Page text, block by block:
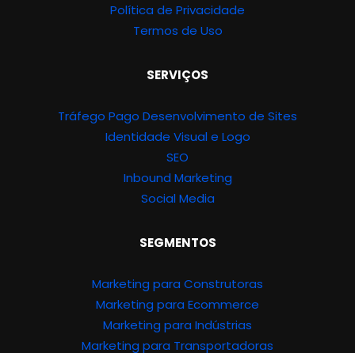
Política de Privacidade
Termos de Uso
SERVIÇOS
Tráfego Pago Desenvolvimento de Sites
Identidade Visual e Logo
SEO
Inbound Marketing
Social Media
SEGMENTOS
Marketing para Construtoras
Marketing para Ecommerce
Marketing para Indústrias
Marketing para Transportadoras